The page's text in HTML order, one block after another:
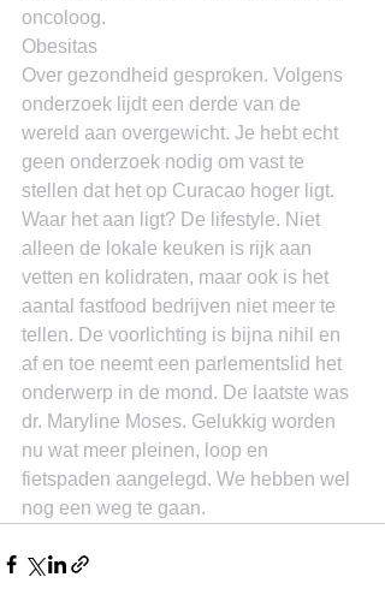
oncoloog.
Obesitas
Over gezondheid gesproken. Volgens
onderzoek lijdt een derde van de
wereld aan overgewicht. Je hebt echt
geen onderzoek nodig om vast te
stellen dat het op Curacao hoger ligt.
Waar het aan ligt? De lifestyle. Niet
alleen de lokale keuken is rijk aan
vetten en kolidraten, maar ook is het
aantal fastfood bedrijven niet meer te
tellen. De voorlichting is bijna nihil en
af en toe neemt een parlementslid het
onderwerp in de mond. De laatste was
dr. Maryline Moses. Gelukkig worden
nu wat meer pleinen, loop en
fietspaden aangelegd. We hebben wel
nog een weg te gaan.